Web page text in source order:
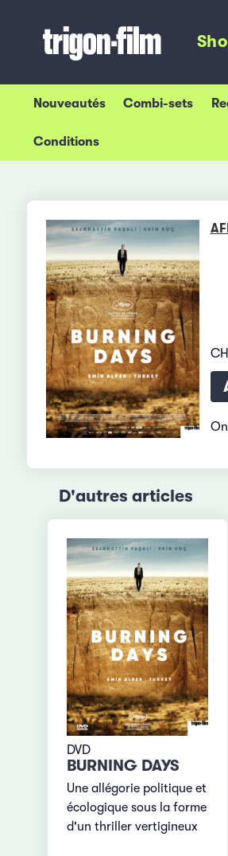
Nouveautés Combi-sets
Conditions
D'autres articles
DVD
BURNING DAYS
Une allégorie politique et
écologique sous la forme
d'un thriller vertigineux